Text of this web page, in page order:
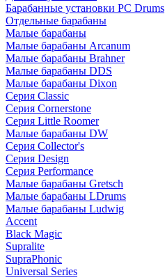
Барабанные установки PC Drums
Отдельные барабаны
Малые барабаны
Малые барабаны Arcanum
Малые барабаны Brahner
Малые барабаны DDS
Малые барабаны Dixon
Серия Classic
Серия Cornerstone
Серия Little Roomer
Малые барабаны DW
Серия Collector's
Серия Design
Серия Performance
Малые барабаны Gretsch
Малые барабаны LDrums
Малые барабаны Ludwig
Accent
Black Magic
Supralite
SupraPhonic
Universal Series